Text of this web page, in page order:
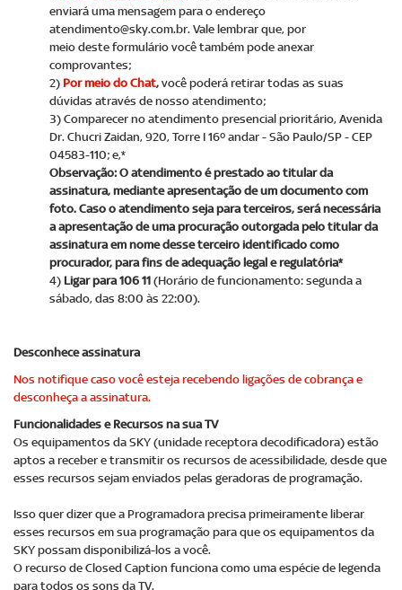
enviará uma mensagem para o endereço
atendimento@sky.com.br. Vale lembrar que, por
meio deste formulário você também pode anexar
comprovantes;
2) Por meio do Chat, você poderá retirar todas as suas
dúvidas através de nosso atendimento;
3) Comparecer no atendimento presencial prioritário, Avenida
Dr. Chucri Zaidan, 920, Torre I 16º andar - São Paulo/SP - CEP
04583-110; e,*
Observação: O atendimento é prestado ao titular da
assinatura, mediante apresentação de um documento com
foto. Caso o atendimento seja para terceiros, será necessária
a apresentação de uma procuração outorgada pelo titular da
assinatura em nome desse terceiro identificado como
procurador, para fins de adequação legal e regulatória*
4) Ligar para 106 11 (Horário de funcionamento: segunda a
sábado, das 8:00 às 22:00).
Desconhece assinatura
Nos notifique caso você esteja recebendo ligações de cobrança e
desconheça a assinatura.
Funcionalidades e Recursos na sua TV
Os equipamentos da SKY (unidade receptora decodificadora) estão
aptos a receber e transmitir os recursos de acessibilidade, desde que
esses recursos sejam enviados pelas geradoras de programação.
Isso quer dizer que a Programadora precisa primeiramente liberar
esses recursos em sua programação para que os equipamentos da
SKY possam disponibilizá-los a você.
O recurso de Closed Caption funciona como uma espécie de legenda
para todos os sons da TV.